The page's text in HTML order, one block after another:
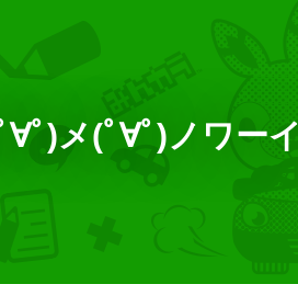
ﾟ)メ(ﾟ∀ﾟ)ノワーイ